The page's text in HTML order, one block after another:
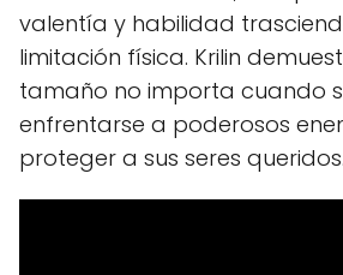
valentía y habilidad
limitación física. Krilin
tamaño no importa cuando
enfrentarse a poderosos
proteger a sus seres queridos.